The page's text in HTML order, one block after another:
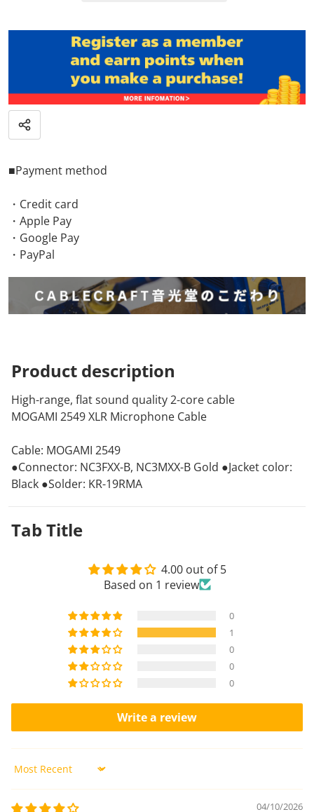
Share
■Payment method
・Credit card
・Apple Pay
・Google Pay
・PayPal
Product description
High-range, flat sound quality 2-core cable
MOGAMI 2549 XLR Microphone Cable
Cable: MOGAMI 2549
●Connector: NC3FXX-B, NC3MXX-B Gold ●Jacket color:
Black ●Solder: KR-19RMA
Tab Title
4.00 out of 5
Based on 1 review
0
1
0
0
0
Write a review
Sort by
04/10/2026